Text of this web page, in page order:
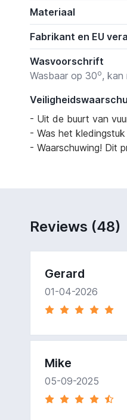
Materiaal
Fabrikant en EU
Wasvoorschrift
Wasbaar op 30o, kan
- Uit de buurt van
- Was het
- Waarschuwing! Dit
Reviews (48)
Gerard
01-04-2026
Mike
05-09-2025